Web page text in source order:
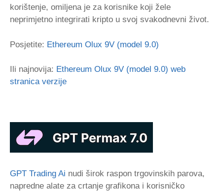
korištenje, omiljena je za korisnike koji žele
neprimjetno integrirati kripto u svoj svakodnevni život.
Posjetite: Ethereum Olux 9V (model 9.0)
Ili najnovija: Ethereum Olux 9V (model 9.0) web
stranica verzije
GPT Trading Ai nudi širok raspon trgovinskih parova,
napredne alate za crtanje grafikona i korisničko